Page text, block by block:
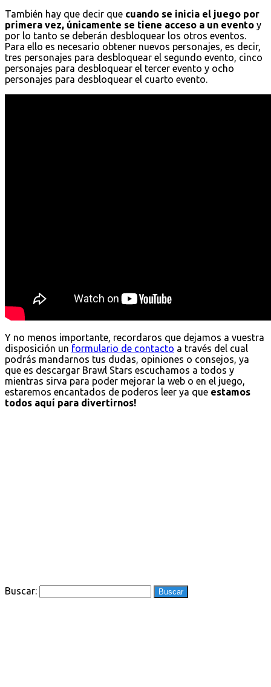
También hay que decir que cuando se inicia el juego por
primera vez, únicamente se tiene acceso a un evento y
por lo tanto se deberán desbloquear los otros eventos.
Para ello es necesario obtener nuevos personajes, es decir,
tres personajes para desbloquear el segundo evento, cinco
personajes para desbloquear el tercer evento y ocho
personajes para desbloquear el cuarto evento.
Y no menos importante, recordaros que dejamos a vuestra
disposición un formulario de contacto a través del cual
podrás mandarnos tus dudas, opiniones o consejos, ya
que es descargar Brawl Stars escuchamos a todos y
mientras sirva para poder mejorar la web o en el juego,
estaremos encantados de poderos leer ya que estamos
todos aquí para divertirnos!
Buscar: